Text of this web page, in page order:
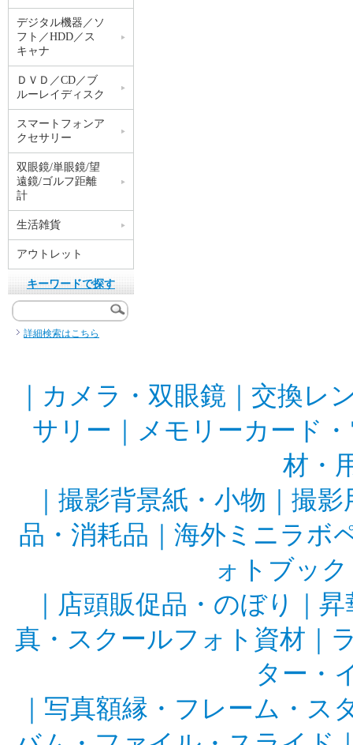
デジタル機器／ソ
フト／HDD／ス
キャナ
ＤＶＤ／CD／ブ
ルーレイディスク
スマートフォンア
クセサリー
双眼鏡/単眼鏡/望
遠鏡/ゴルフ距離
計
生活雑貨
アウトレット
キーワードで探す
詳細検索はこちら
カメラ・双眼鏡
交換レ
サリー
メモリーカード
材・
撮影背景紙・小物
撮影
品・消耗品
海外ミニラボ
ォトブッ
店頭販促品・のぼり
昇
真・スクールフォト資材
ター・
写真額縁・フレーム・ス